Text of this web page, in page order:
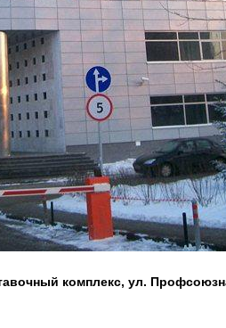
комплекс, ул.